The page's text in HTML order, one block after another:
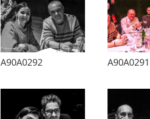
A90A0292 A90A0291